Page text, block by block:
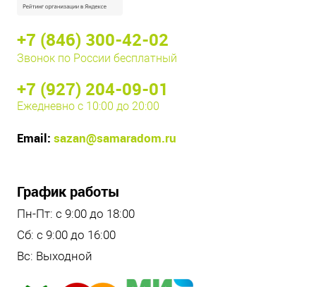
+7 (846) 300-42-02
Звонок по России бесплатный
+7 (927) 204-09-01
Ежедневно с 10:00 до 20:00
Email: sazan@samaradom.ru
График работы
Пн-Пт: с 9:00 до 18:00
Сб: с 9:00 до 16:00
Вс: Выходной